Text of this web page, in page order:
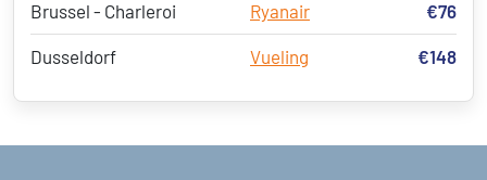
Brussel - Charleroi Ryanair €76
Dusseldorf Vueling €148